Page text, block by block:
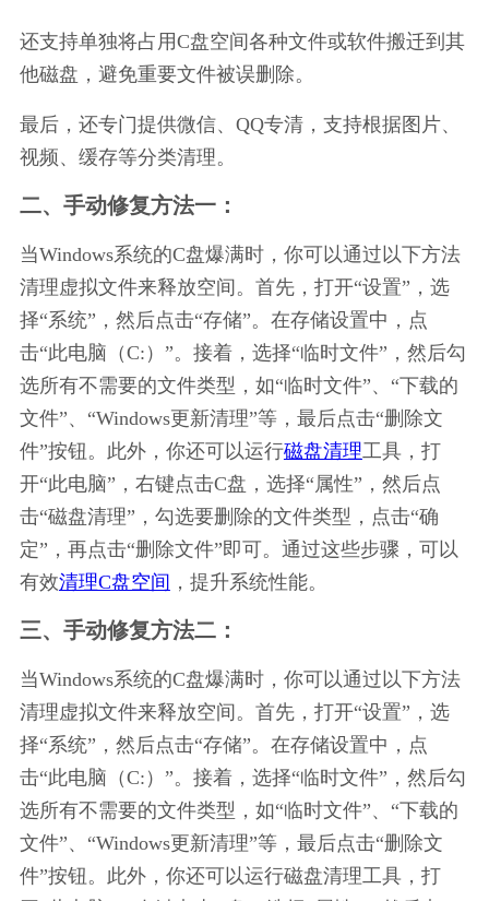
还支持单独将占用C盘空间各种文件或软件搬迁到其
他磁盘，避免重要文件被误删除。
最后，还专门提供微信、QQ专清，支持根据图片、
视频、缓存等分类清理。
二、手动修复方法一：
当Windows系统的C盘爆满时，你可以通过以下方法
清理虚拟文件来释放空间。首先，打开“设置”，选
择“系统”，然后点击“存储”。在存储设置中，点
击“此电脑（C:）”。接着，选择“临时文件”，然后勾
选所有不需要的文件类型，如“临时文件”、“下载的
文件”、“Windows更新清理”等，最后点击“删除文
件”按钮。此外，你还可以运行磁盘清理工具，打
开“此电脑”，右键点击C盘，选择“属性”，然后点
击“磁盘清理”，勾选要删除的文件类型，点击“确
定”，再点击“删除文件”即可。通过这些步骤，可以
有效清理C盘空间 ，提升系统性能。
三、手动修复方法二：
当Windows系统的C盘爆满时，你可以通过以下方法
清理虚拟文件来释放空间。首先，打开“设置”，选
择“系统”，然后点击“存储”。在存储设置中，点
击“此电脑（C:）”。接着，选择“临时文件”，然后勾
选所有不需要的文件类型，如“临时文件”、“下载的
文件”、“Windows更新清理”等，最后点击“删除文
件”按钮。此外，你还可以运行磁盘清理工具，打